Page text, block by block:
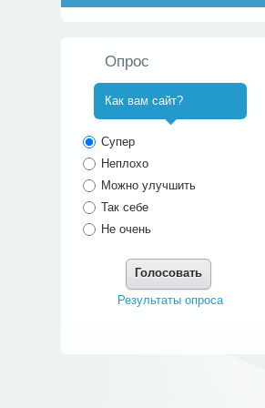
Опрос
Как вам сайт?
Супер
Неплохо
Можно улучшить
Так себе
Не очень
Голосовать
Результаты опроса